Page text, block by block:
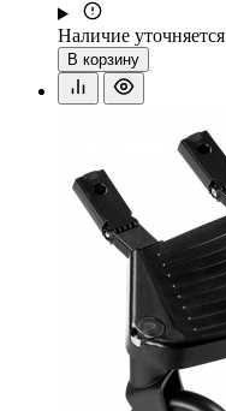
Наличие уточняется
В корзину